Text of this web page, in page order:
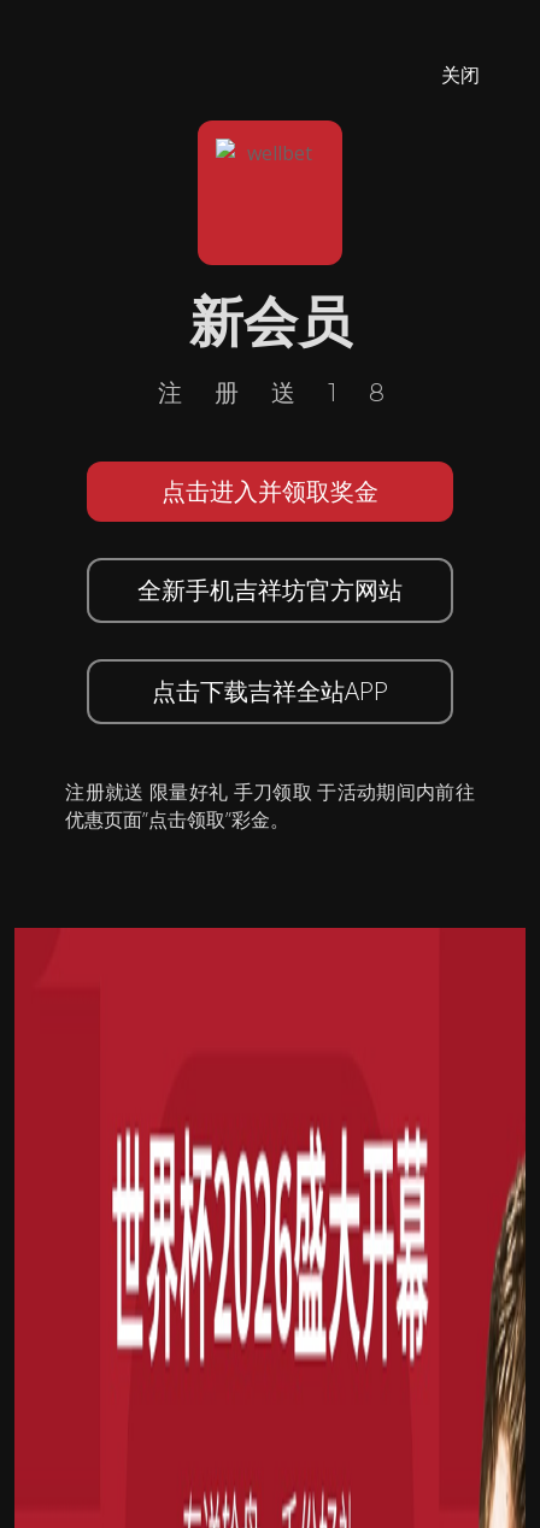
关闭
新会员
注册送18
点击进入并领取奖金
全新手机吉祥坊官方网站
点击下载吉祥全站APP
注册就送 限量好礼 手刀领取 于活动期间内前往
优惠页面”点击领取”彩金。